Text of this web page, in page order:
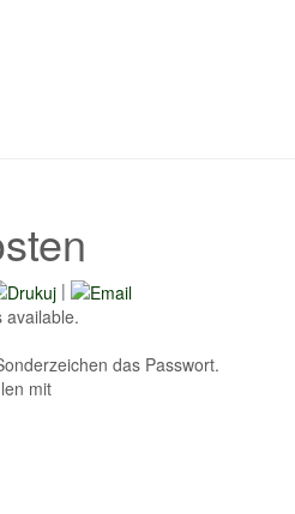
|
available.
das Passwort.
mit